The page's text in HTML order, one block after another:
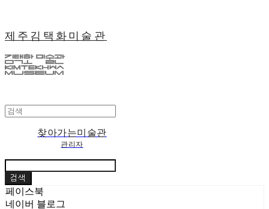
제주김택화미술관
찾아가는미술관
관리자
검색
페이스북
네이버 블로그